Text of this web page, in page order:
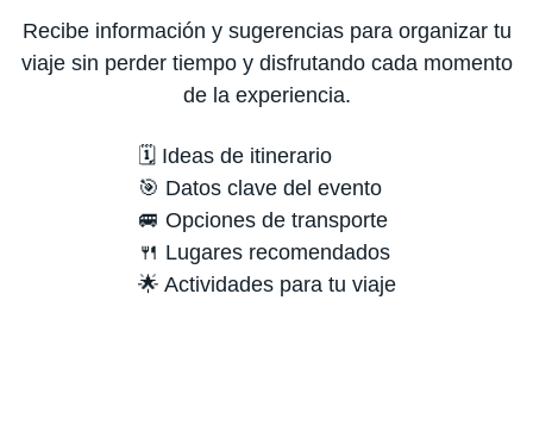
Recibe información y sugerencias para organizar tu
viaje sin perder tiempo y disfrutando cada momento
de la experiencia.
🗓️ Ideas de itinerario
🎯 Datos clave del evento
🚐 Opciones de transporte
🍴 Lugares recomendados
🌟 Actividades para tu viaje